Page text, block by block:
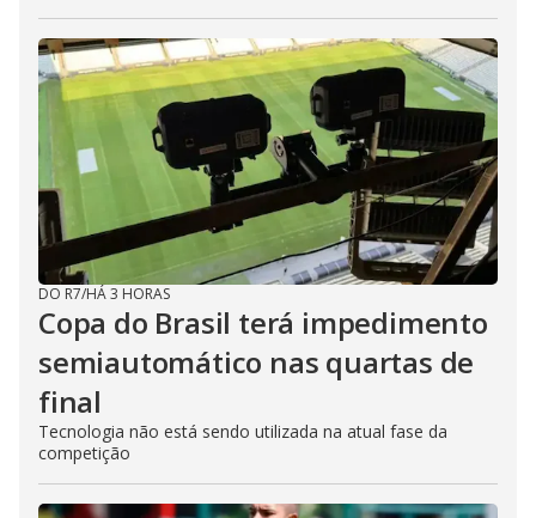
DO R7/HÁ 3 HORAS
Copa do Brasil terá impedimento
semiautomático nas quartas de
final
Tecnologia não está sendo utilizada na atual fase da
competição